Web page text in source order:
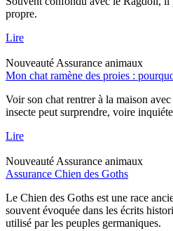
propre.
Lire
Nouveauté Assurance animaux
Mon chat ramène des proies :
Voir son chat rentrer à la maison
insecte peut surprendre, voire
Lire
Nouveauté Assurance animaux
Assurance Chien des Goths
Le Chien des Goths est une race
souvent évoquée dans les écrits
utilisé par les peuples germaniques.